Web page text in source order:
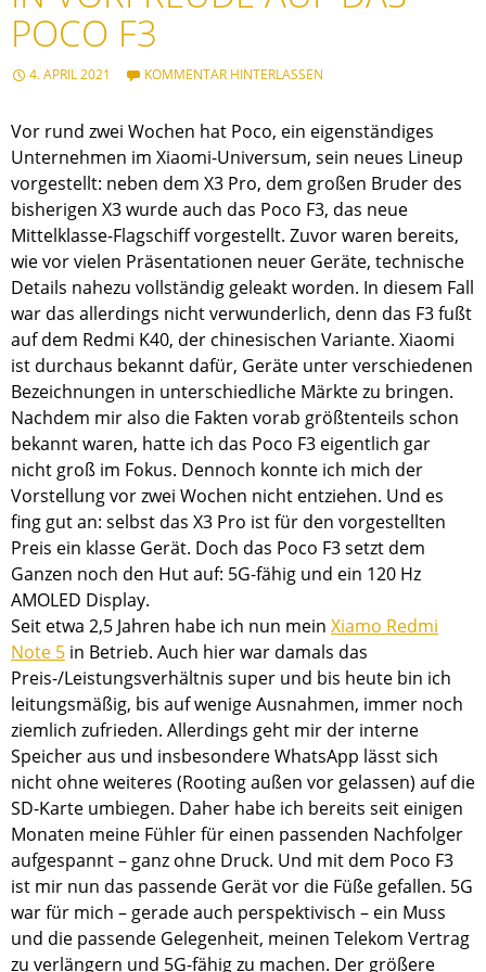
POCO F3
4. APRIL 2021 KOMMENTAR HINTERLASSEN
Vor rund zwei Wochen hat Poco, ein eigenständiges
Unternehmen im Xiaomi-Universum, sein neues Lineup
vorgestellt: neben dem X3 Pro, dem großen Bruder des
bisherigen X3 wurde auch das Poco F3, das neue
Mittelklasse-Flagschiff vorgestellt. Zuvor waren bereits,
wie vor vielen Präsentationen neuer Geräte, technische
Details nahezu vollständig geleakt worden. In diesem Fall
war das allerdings nicht verwunderlich, denn das F3 fußt
auf dem Redmi K40, der chinesischen Variante. Xiaomi
ist durchaus bekannt dafür, Geräte unter verschiedenen
Bezeichnungen in unterschiedliche Märkte zu bringen.
Nachdem mir also die Fakten vorab größtenteils schon
bekannt waren, hatte ich das Poco F3 eigentlich gar
nicht groß im Fokus. Dennoch konnte ich mich der
Vorstellung vor zwei Wochen nicht entziehen. Und es
fing gut an: selbst das X3 Pro ist für den vorgestellten
Preis ein klasse Gerät. Doch das Poco F3 setzt dem
Ganzen noch den Hut auf: 5G-fähig und ein 120 Hz
AMOLED Display.
Seit etwa 2,5 Jahren habe ich nun mein Xiamo Redmi
Note 5 in Betrieb. Auch hier war damals das
Preis-/Leistungsverhältnis super und bis heute bin ich
leitungsmäßig, bis auf wenige Ausnahmen, immer noch
ziemlich zufrieden. Allerdings geht mir der interne
Speicher aus und insbesondere WhatsApp lässt sich
nicht ohne weiteres (Rooting außen vor gelassen) auf die
SD-Karte umbiegen. Daher habe ich bereits seit einigen
Monaten meine Fühler für einen passenden Nachfolger
aufgespannt – ganz ohne Druck. Und mit dem Poco F3
ist mir nun das passende Gerät vor die Füße gefallen. 5G
war für mich – gerade auch perspektivisch – ein Muss
und die passende Gelegenheit, meinen Telekom Vertrag
zu verlängern und 5G-fähig zu machen. Der größere